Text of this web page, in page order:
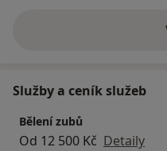
Služby a ceník služeb
Bělení zubů
Od 12 500 Kč Detaily